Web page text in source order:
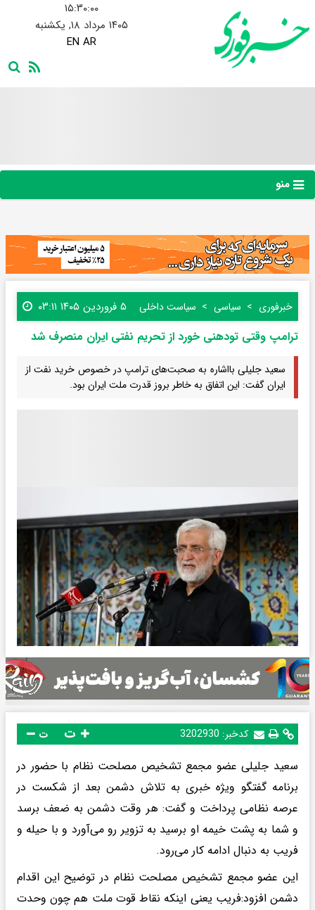
۱۵:۳۰:۰۱
۱۴۰۵ مرداد ۱۸, یکشنبه
EN AR
منو
خبرفوری سیاسی سیاست داخلی ۵ فروردین ۱۴۰۵ ۰۳:۱۱
ترامپ وقتی تودهنی خورد از تحریم نفتی ایران منصرف شد
سعید جلیلی بااشاره به صحبت‌های ترامپ در خصوص خرید نفت از
ایران گفت: این اتفاق به خاطر بروز قدرت ملت ایران بود.
کدخبر: 3202930 ت
سعید جلیلی عضو مجمع تشخیص مصلحت نظام با حضور در
برنامه گفتگو ویژه خبری به تلاش دشمن بعد از شکست در
عرصه نظامی پرداخت و گفت: هر وقت دشمن به ضعف برسد
و شما به پشت خیمه او برسید به تزویر رو می‌آورد و با حیله و
فریب به دنبال ادامه کار می‌رود.
این عضو مجمع تشخیص مصلحت نظام در توضیح این اقدام
دشمن افزود:فریب یعنی اینکه نقاط قوت ملت هم چون وحدت